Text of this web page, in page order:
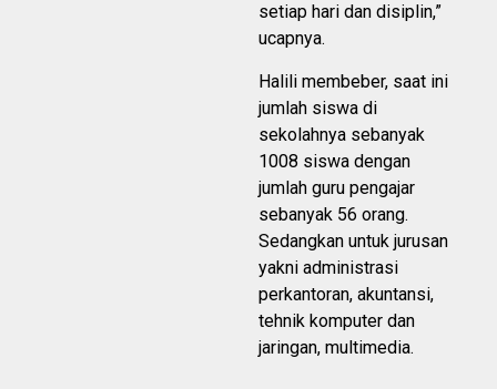
setiap hari dan disiplin,”
ucapnya.
Halili membeber, saat ini
jumlah siswa di
sekolahnya sebanyak
1008 siswa dengan
jumlah guru pengajar
sebanyak 56 orang.
Sedangkan untuk jurusan
yakni administrasi
perkantoran, akuntansi,
tehnik komputer dan
jaringan, multimedia.